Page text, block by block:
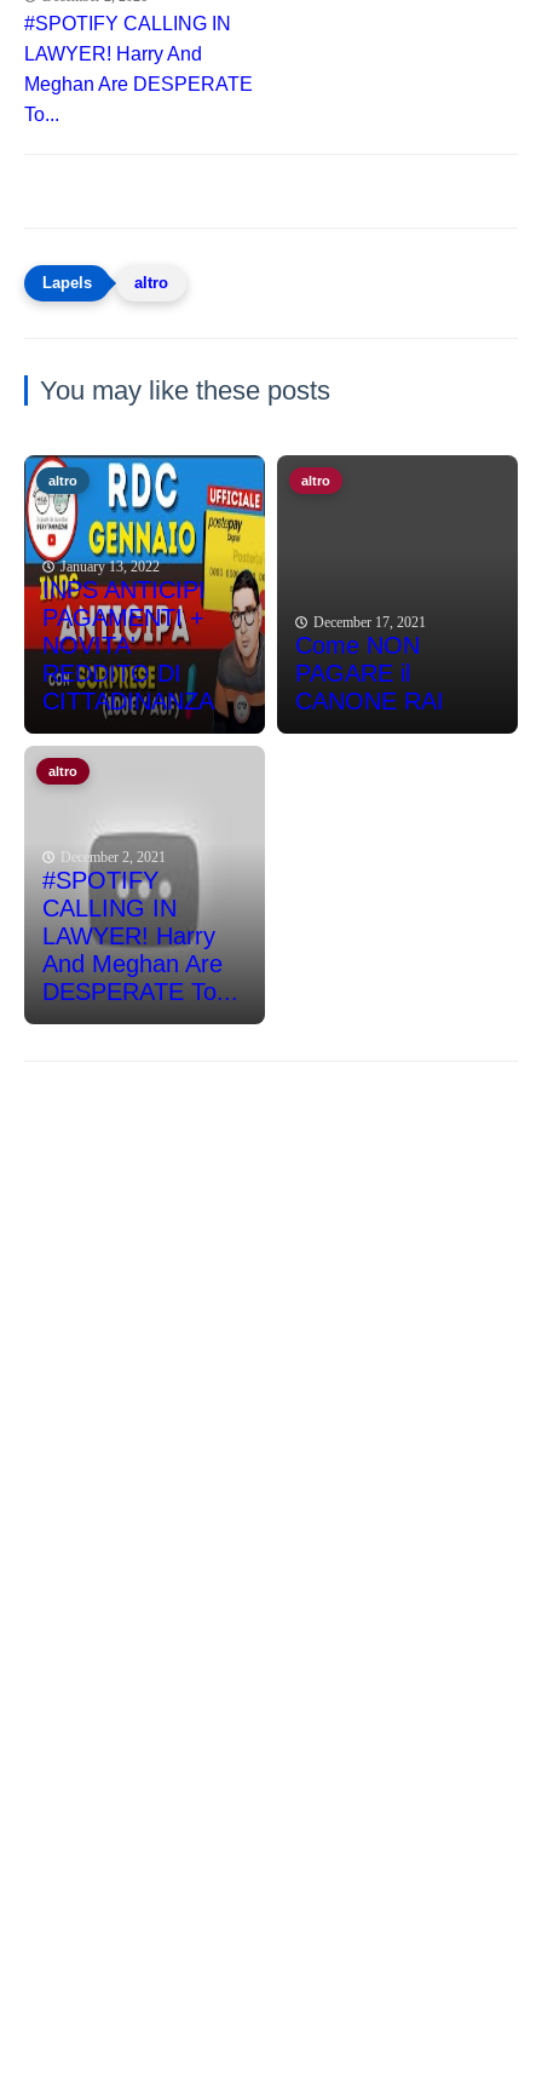
#SPOTIFY CALLING IN
LAWYER! Harry And
Meghan Are DESPERATE
To...
altro
You may like these posts
altro
January 13, 2022
INPS ANTICIPI
PAGAMENTI +
NOVITA'
REDDITO DI
CITTADINANZA
altro
December 17, 2021
Come NON
PAGARE il
CANONE RAI
altro
December 2, 2021
#SPOTIFY
CALLING IN
LAWYER! Harry
And Meghan Are
DESPERATE To...